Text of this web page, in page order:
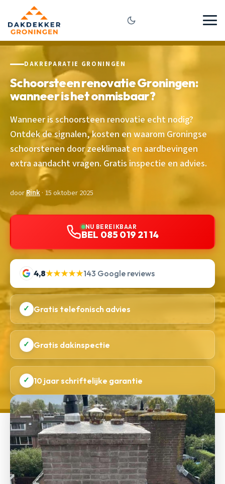
DAKREPARATIE GRONINGEN
Schoorsteen renovatie Groningen:
wanneer is het onmisbaar?
Wanneer is schoorsteen renovatie echt nodig?
Ontdek de signalen, kosten en waarom Groningse
schoorstenen door zeeklimaat en aardbevingen
extra aandacht vragen. Gratis inspectie en advies.
doorRink· 15 oktober 2025
NU BEREIKBAAR
BEL 085 019 21 14
4,8★★★★★143 Google reviews
✓ Gratis telefonisch advies
✓ Gratis dakinspectie
✓ 10 jaar schriftelijke garantie